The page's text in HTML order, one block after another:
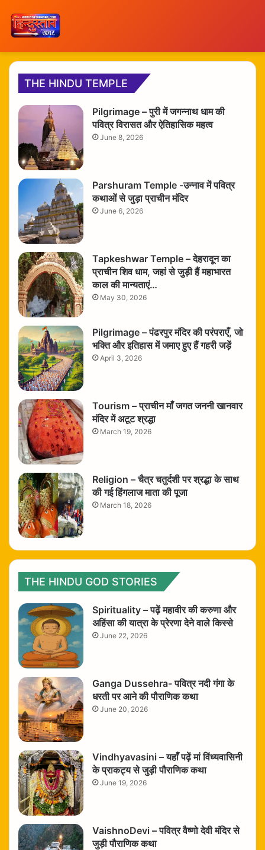
THE HINDU TEMPLE
Pilgrimage – पुरी में जगन्नाथ धाम की
पवित्र विरासत और ऐतिहासिक महत्व
June 8, 2026
Parshuram Temple -उन्नाव में पवित्र
कथाओं से जुड़ा प्राचीन मंदिर
June 6, 2026
Tapkeshwar Temple – देहरादून का
प्राचीन शिव धाम, जहां से जुड़ी हैं महाभारत
काल की मान्यताएं…
May 30, 2026
Pilgrimage – पंढरपुर मंदिर की परंपराएँ, जो
भक्ति और इतिहास में जमाए हुए हैं गहरी जड़ें
April 3, 2026
Tourism – प्राचीन माँ जगत जननी खानवार
मंदिर में अटूट श्रद्धा
March 19, 2026
Religion – चैत्र चतुर्दशी पर श्रद्धा के साथ
की गई हिंगलाज माता की पूजा
March 18, 2026
THE HINDU GOD STORIES
Spirituality – पढ़ें महावीर की करुणा और
अहिंसा की यात्रा के प्रेरणा देने वाले किस्से
June 22, 2026
Ganga Dussehra- पवित्र नदी गंगा के
धरती पर आने की पौराणिक कथा
June 20, 2026
Vindhyavasini – यहाँ पढ़ें मां विंध्यवासिनी
के प्राकट्य से जुड़ी पौराणिक कथा
June 19, 2026
VaishnoDevi – पवित्र वैष्णो देवी मंदिर से
जुड़ी पौराणिक कथा